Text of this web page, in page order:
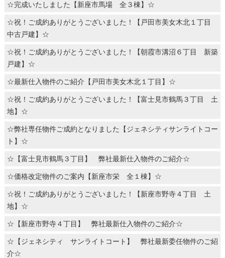
☆完成いたしました【新座市馬場 全３棟】☆
☆祝！ご成約ありがとうございました！【戸田市美女木北１丁目
中古戸建】☆
☆祝！ご成約ありがとうございました！【朝霞市溝沼６丁目 新築
戸建】☆
☆最新仕入物件のご紹介【戸田市美女木北１丁目】☆
☆祝！ご成約ありがとうございました！【富士見市鶴馬３丁目 土
地】☆
☆弊社専任物件ご成約となりました【ジェネシティサンライトコー
ト】☆
☆【富士見市鶴馬３丁目】 弊社最新仕入物件のご紹介☆
☆価格改定物件のご案内【新座市栄 全１棟】☆
☆祝！ご成約ありがとうございました！【新座市野寺４丁目 土
地】☆
☆【新座市野寺４丁目】 弊社最新仕入物件のご紹介☆
☆【ジェネシティ サンライトコート】 弊社最新委任物件のご紹
介☆